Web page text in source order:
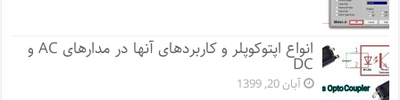
انواع اپتوکوپلر و کاربردهای آنها در مدارهای AC و
DC
آبان 20, 1399